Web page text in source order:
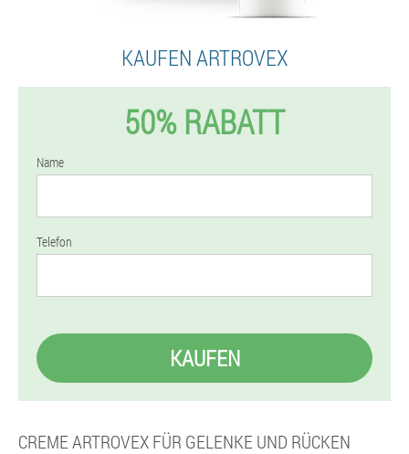
KAUFEN ARTROVEX
50% RABATT
Name
Telefon
KAUFEN
CREME ARTROVEX FÜR GELENKE UND RÜCKEN